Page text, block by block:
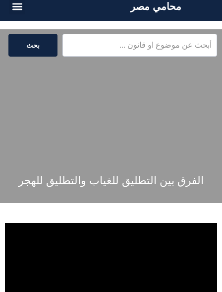
محامي مصر
بحث
الفرق بين التطليق للغياب والتطليق للهجر